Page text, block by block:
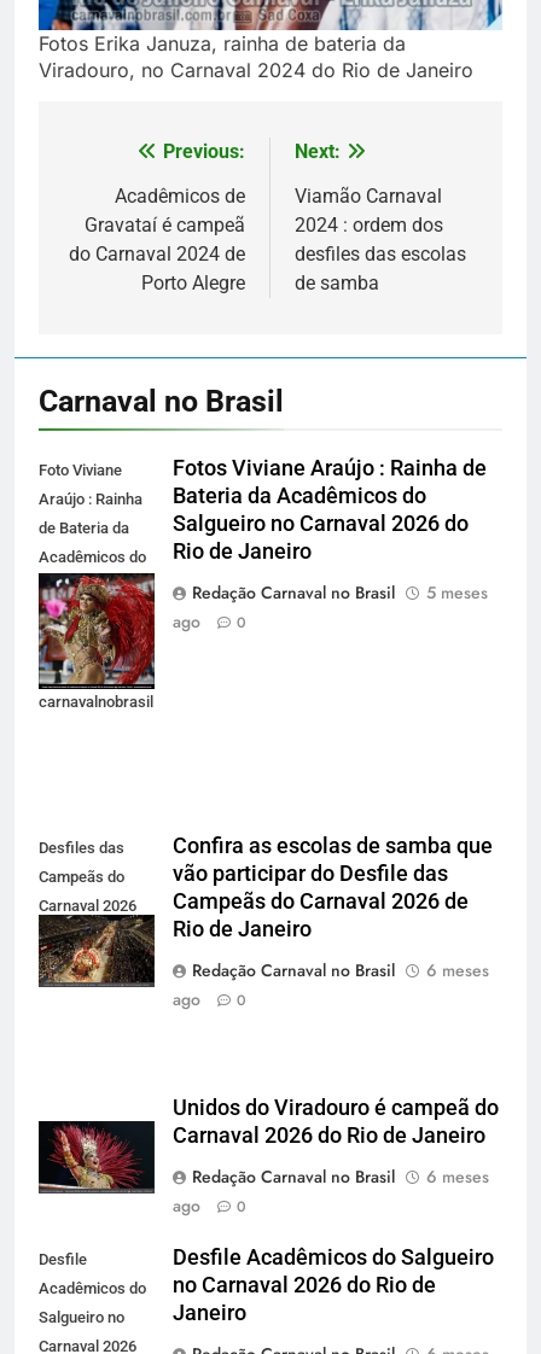
Fotos Erika Januza, rainha de bateria da
Viradouro, no Carnaval 2024 do Rio de Janeiro
Navegação
Post
Previous:
Acadêmicos de
Gravataí é campeã
do Carnaval 2024 de
Porto Alegre
Next:
Viamão Carnaval
2024 : ordem dos
desfiles das escolas
de samba
Carnaval no Brasil
Foto Viviane
Araújo : Rainha
de Bateria da
Acadêmicos do
Salgueiro no
Carnaval 2026
do Rio de
Janeiro -
carnavalnobrasil.com.br
Fotos Viviane Araújo : Rainha de
Bateria da Acadêmicos do
Salgueiro no Carnaval 2026 do
Rio de Janeiro
Redação Carnaval no Brasil
5 meses
ago
0
Desfiles das
Campeãs do
Carnaval 2026
de Rio de
Janeiro
Confira as escolas de samba que
vão participar do Desfile das
Campeãs do Carnaval 2026 de
Rio de Janeiro
Redação Carnaval no Brasil
6 meses
ago
0
Unidos do Viradouro é campeã do
Carnaval 2026 do Rio de Janeiro
Redação Carnaval no Brasil
6 meses
ago
0
Desfile
Acadêmicos do
Salgueiro no
Carnaval 2026
Desfile Acadêmicos do Salgueiro
no Carnaval 2026 do Rio de
Janeiro